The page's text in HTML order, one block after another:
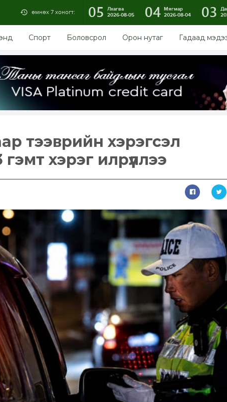
өмнөх 7 хоногт: 05
Лхагва
2026-08-05
04 Мягмар
2026-08-04
03
Спорт Боловсрол Орон нутаг Гадаад
тээврийн хэрэгсэл
хэрэг илрүүллээ